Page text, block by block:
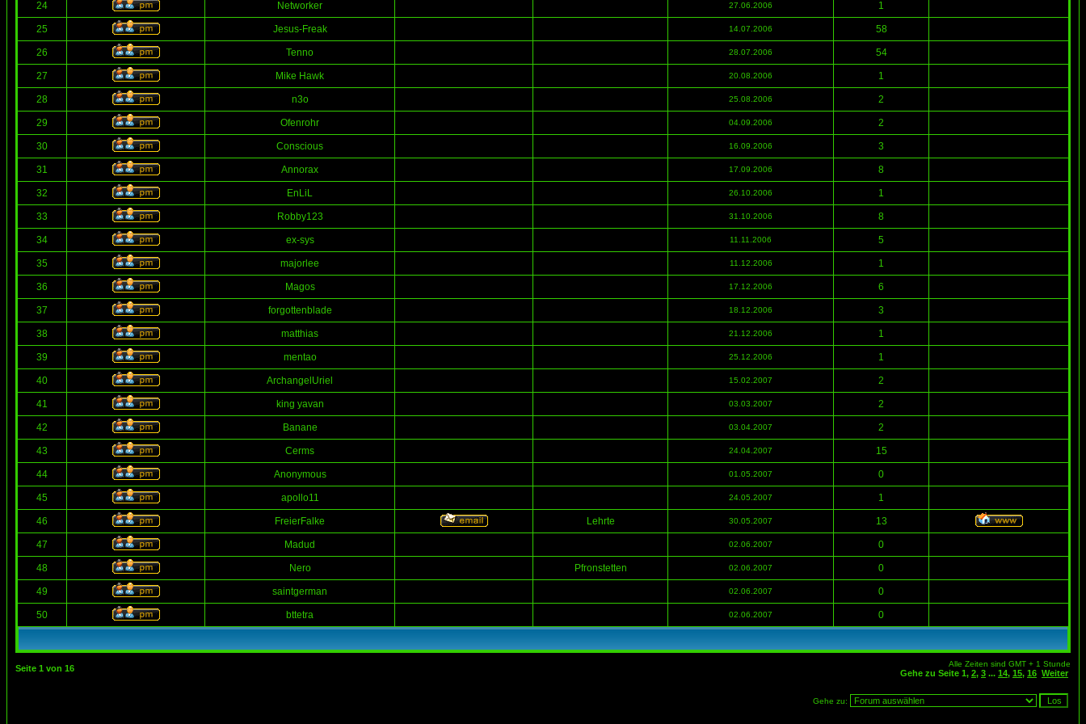
24 Networker 27.06.2006 1
25 Jesus-Freak 14.07.2006 58
26 Tenno 28.07.2006 54
27 Mike Hawk 20.08.2006 1
28 n3o 25.08.2006 2
29 Ofenrohr 04.09.2006 2
30 Conscious 16.09.2006 3
31 Annorax 17.09.2006 8
32 EnLiL 26.10.2006 1
33 Robby123 31.10.2006 8
34 ex-sys 11.11.2006 5
35 majorlee 11.12.2006 1
36 Magos 17.12.2006 6
37 forgottenblade 18.12.2006 3
38 matthias 21.12.2006 1
39 mentao 25.12.2006 1
40 ArchangelUriel 15.02.2007 2
41 king yavan 03.03.2007 2
42 Banane 03.04.2007 2
43 Cerms 24.04.2007 15
44 Anonymous 01.05.2007 0
45 apollo11 24.05.2007 1
46 FreierFalke Lehrte 30.05.2007 13
47 Madud 02.06.2007 0
48 Nero Pfronstetten 02.06.2007 0
49 saintgerman 02.06.2007 0
50 bttetra 02.06.2007 0
Seite 1 von 16 Alle Zeiten sind GMT + 1 Stunde
Gehe zu Seite 1, 2, 3 ... 14, 15, 16 Weiter
Gehe zu: